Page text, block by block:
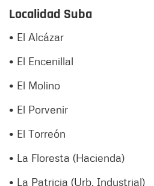
Localidad Suba
• El Alcázar
• El Encenillal
• El Molino
• El Porvenir
• El Torreón
• La Floresta (Hacienda)
• La Patricia (Urb. Industrial)